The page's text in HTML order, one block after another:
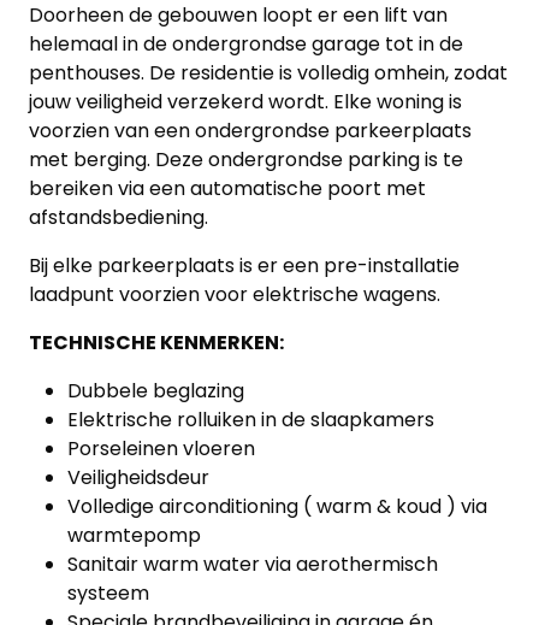
Doorheen de gebouwen loopt er een lift van
helemaal in de ondergrondse garage tot in de
penthouses. De residentie is volledig omhein, zodat
jouw veiligheid verzekerd wordt. Elke woning is
voorzien van een ondergrondse parkeerplaats
met berging. Deze ondergrondse parking is te
bereiken via een automatische poort met
afstandsbediening.
Bij elke parkeerplaats is er een pre-installatie
laadpunt voorzien voor elektrische wagens.
TECHNISCHE KENMERKEN:
Dubbele beglazing
Elektrische rolluiken in de slaapkamers
Porseleinen vloeren
Veiligheidsdeur
Volledige airconditioning ( warm & koud ) via
warmtepomp
Sanitair warm water via aerothermisch
systeem